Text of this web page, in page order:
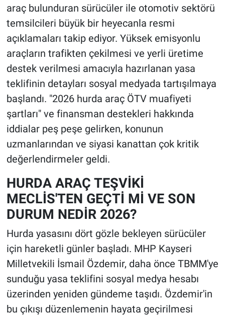
araç bulunduran sürücüler ile otomotiv sektörü
temsilcileri büyük bir heyecanla resmi
açıklamaları takip ediyor. Yüksek emisyonlu
araçların trafikten çekilmesi ve yerli üretime
destek verilmesi amacıyla hazırlanan yasa
teklifinin detayları sosyal medyada tartışılmaya
başlandı. "2026 hurda araç ÖTV muafiyeti
şartları" ve finansman destekleri hakkında
iddialar peş peşe gelirken, konunun
uzmanlarından ve siyasi kanattan çok kritik
değerlendirmeler geldi.
HURDA ARAÇ TEŞVİKİ
MECLİS'TEN GEÇTİ Mİ VE SON
DURUM NEDİR 2026?
Hurda yasasını dört gözle bekleyen sürücüler
için hareketli günler başladı. MHP Kayseri
Milletvekili İsmail Özdemir, daha önce TBMM'ye
sunduğu yasa teklifini sosyal medya hesabı
üzerinden yeniden gündeme taşıdı. Özdemir'in
bu çıkışı düzenlemenin hayata geçirilmesi